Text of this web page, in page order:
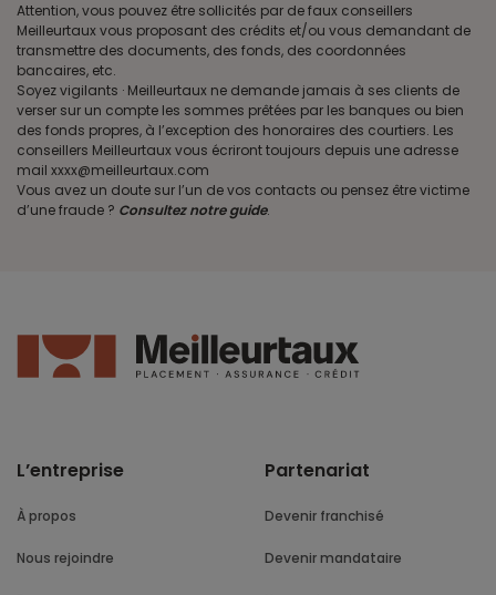
Attention, vous pouvez être sollicités par de faux conseillers
Meilleurtaux vous proposant des crédits et/ou vous demandant de
transmettre des documents, des fonds, des coordonnées
bancaires, etc.
Soyez vigilants · Meilleurtaux ne demande jamais à ses clients de
verser sur un compte les sommes prêtées par les banques ou bien
des fonds propres, à l’exception des honoraires des courtiers. Les
conseillers Meilleurtaux vous écriront toujours depuis une adresse
mail xxxx@meilleurtaux.com
Vous avez un doute sur l’un de vos contacts ou pensez être victime
d’une fraude ? Consultez notre guide.
L’entreprise
À propos
Nous rejoindre
Partenariat
Devenir franchisé
Devenir mandataire